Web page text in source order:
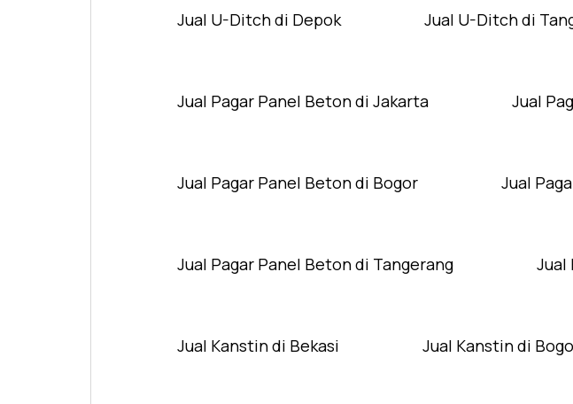
Jual U-Ditch di Depok Jual U-Ditch di
Jual Pagar Panel Beton di Jakarta Jual
Jual Pagar Panel Beton di Bogor Jual
Jual Pagar Panel Beton di Tangerang Jual
Jual Kanstin di Bekasi Jual Kanstin di